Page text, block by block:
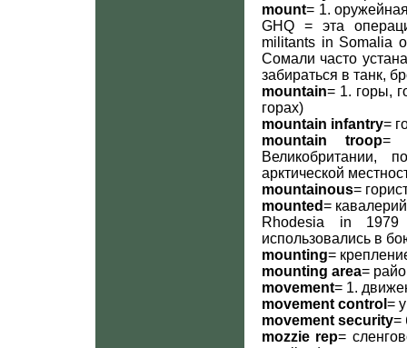
mount= 1.
GHQ = эта
militants in Somalia
Сомали часто
забираться в танк,
mountain= 1. горы,
горах)
mountain infantry=
mountain troop=
Великобритании,
арктической
mountainous=
mounted=
Rhodesia in 1979
использовались в
mounting=
mounting area=
movement= 1.
movement control =
movement security=
mozzie rep=